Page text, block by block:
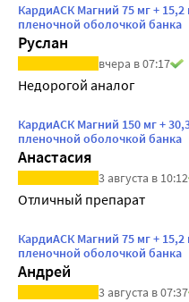
КардиАСК Магний 75 мг +
пленочной оболочкой банка
Руслан
вчера в 07:17
Недорогой аналог
КардиАСК Магний 150 мг +
пленочной оболочкой банка
Анастасия
3 августа в 10:12
Отличный препарат
КардиАСК Магний 75 мг +
пленочной оболочкой банка
Андрей
3 августа в 07:37